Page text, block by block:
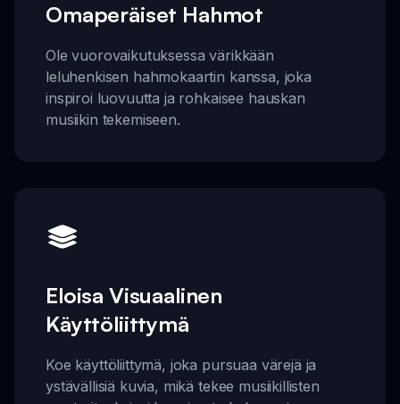
Omaperäiset Hahmot
Ole vuorovaikutuksessa värikkään
leluhenkisen hahmokaartin kanssa, joka
inspiroi luovuutta ja rohkaisee hauskan
musiikin tekemiseen.
Eloisa Visuaalinen
Käyttöliittymä
Koe käyttöliittymä, joka pursuaa värejä ja
ystävällisiä kuvia, mikä tekee musiikillisten